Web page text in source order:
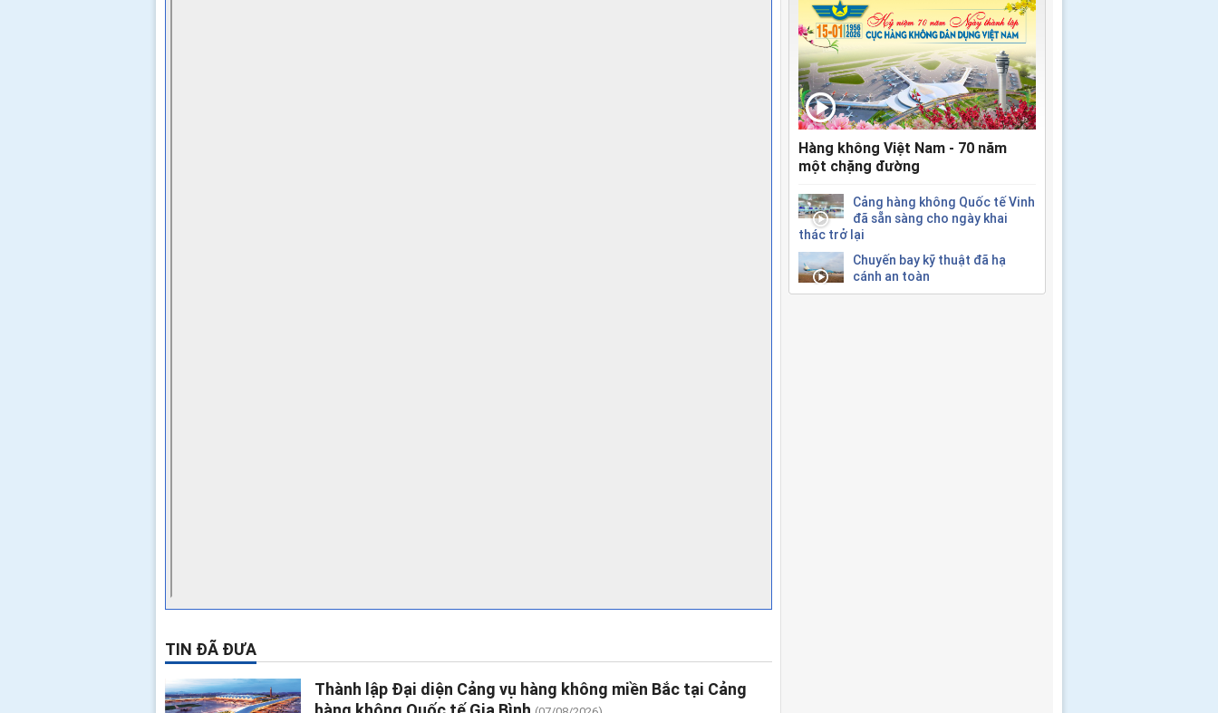
TIN ĐÃ ĐƯA
Thành lập Đại diện Cảng vụ hàng không miền Bắc tại Cảng
Hàng không Việt Nam - 70 năm
một chặng đường
Cảng hàng không Quốc tế Vinh
đã sẵn sàng cho ngày khai
thác trở lại
Chuyến bay kỹ thuật đã hạ
cánh an toàn